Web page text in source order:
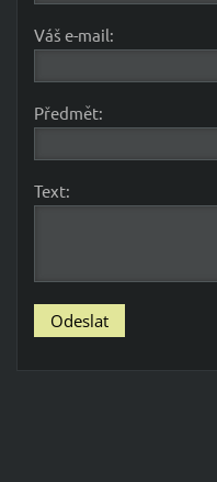
Váš e-mail:
Předmět:
Text: